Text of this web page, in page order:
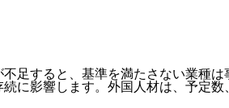
足すると、基準を満たさない業種は
に影響します。 外国人材は、予定数